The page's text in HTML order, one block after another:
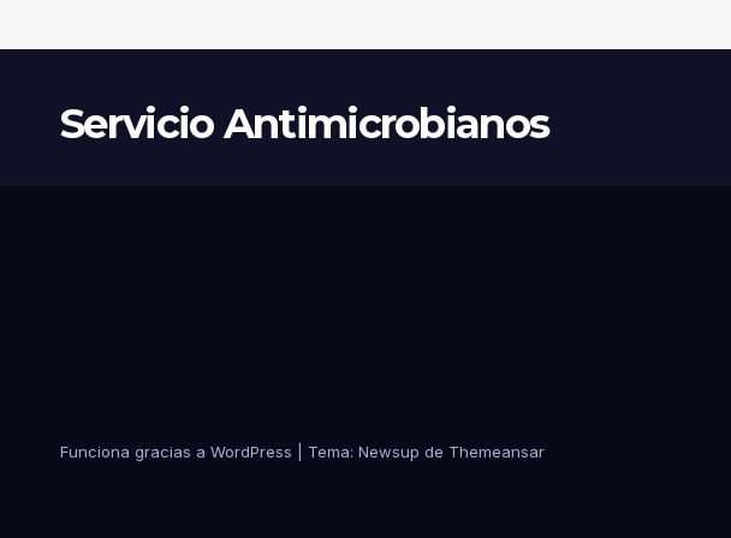
Servicio Antimicrobianos
Funciona gracias a WordPress Tema: Newsup de Themeansar